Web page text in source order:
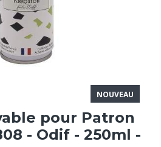
NOUVEAU
pour Patron
- Odif - 250ml -